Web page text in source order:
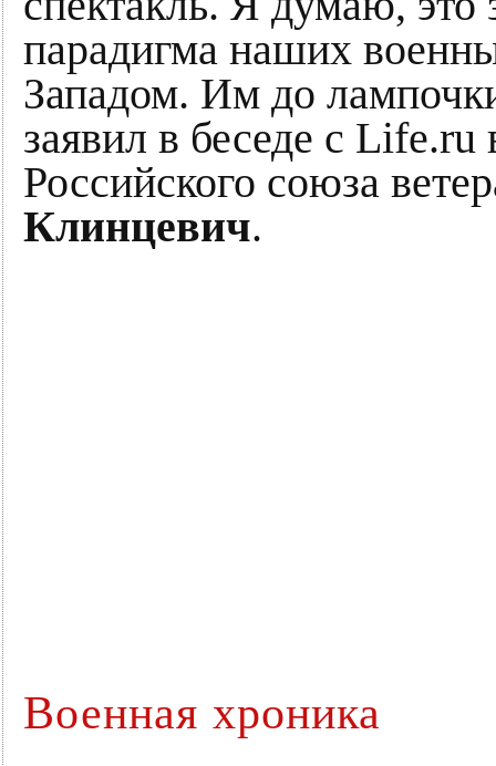
парадигма наших
Западом. Им до
заявил в беседе с Life.ru
Российского союза
Клинцевич.
Военная хроника